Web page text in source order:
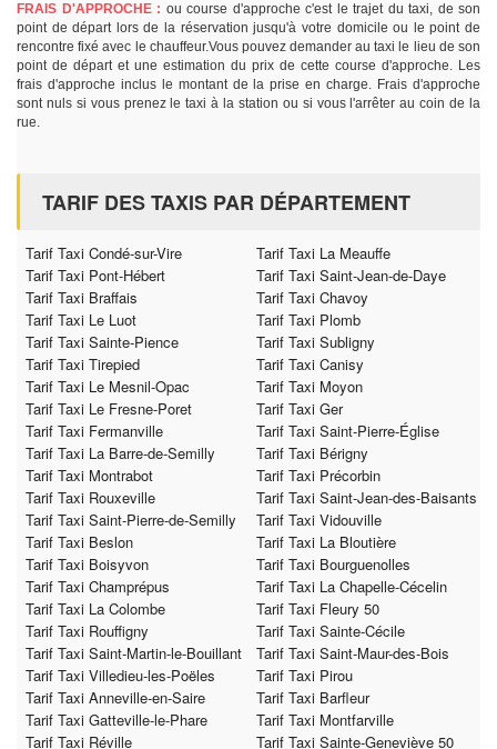
FRAIS D'APPROCHE : ou course d'approche c'est le trajet du taxi, de son
point de départ lors de la réservation jusqu'à votre domicile ou le point de
rencontre fixé avec le chauffeur.Vous pouvez demander au taxi le lieu de son
point de départ et une estimation du prix de cette course d'approche. Les
frais d'approche inclus le montant de la prise en charge. Frais d'approche
sont nuls si vous prenez le taxi à la station ou si vous l'arrêter au coin de la
rue.
TARIF DES TAXIS PAR DÉPARTEMENT
Tarif Taxi Condé-sur-Vire
Tarif Taxi La Meauffe
Tarif Taxi Pont-Hébert
Tarif Taxi Saint-Jean-de-Daye
Tarif Taxi Braffais
Tarif Taxi Chavoy
Tarif Taxi Le Luot
Tarif Taxi Plomb
Tarif Taxi Sainte-Pience
Tarif Taxi Subligny
Tarif Taxi Tirepied
Tarif Taxi Canisy
Tarif Taxi Le Mesnil-Opac
Tarif Taxi Moyon
Tarif Taxi Le Fresne-Poret
Tarif Taxi Ger
Tarif Taxi Fermanville
Tarif Taxi Saint-Pierre-Église
Tarif Taxi La Barre-de-Semilly
Tarif Taxi Bérigny
Tarif Taxi Montrabot
Tarif Taxi Précorbin
Tarif Taxi Rouxeville
Tarif Taxi Saint-Jean-des-Baisants
Tarif Taxi Saint-Pierre-de-Semilly
Tarif Taxi Vidouville
Tarif Taxi Beslon
Tarif Taxi La Bloutière
Tarif Taxi Boisyvon
Tarif Taxi Bourguenolles
Tarif Taxi Champrépus
Tarif Taxi La Chapelle-Cécelin
Tarif Taxi La Colombe
Tarif Taxi Fleury 50
Tarif Taxi Rouffigny
Tarif Taxi Sainte-Cécile
Tarif Taxi Saint-Martin-le-Bouillant
Tarif Taxi Saint-Maur-des-Bois
Tarif Taxi Villedieu-les-Poëles
Tarif Taxi Pirou
Tarif Taxi Anneville-en-Saire
Tarif Taxi Barfleur
Tarif Taxi Gatteville-le-Phare
Tarif Taxi Montfarville
Tarif Taxi Réville
Tarif Taxi Sainte-Geneviève 50